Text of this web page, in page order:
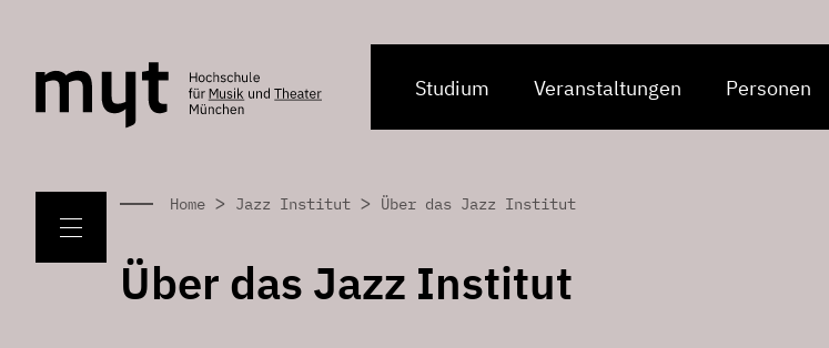
Studium Veranstaltungen Personen
Home > Jazz Institut > Über das Jazz Institut
Über das Jazz Institut